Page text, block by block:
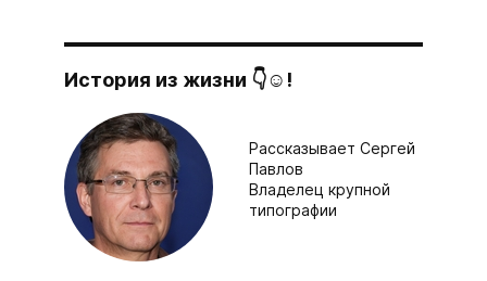
История из жизни 👇☺!
Рассказывает Сергей
Павлов
Владелец крупной
типографии